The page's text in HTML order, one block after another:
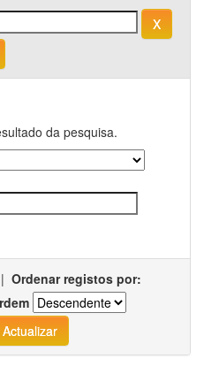
da pesquisa.
| Ordenar registos por: